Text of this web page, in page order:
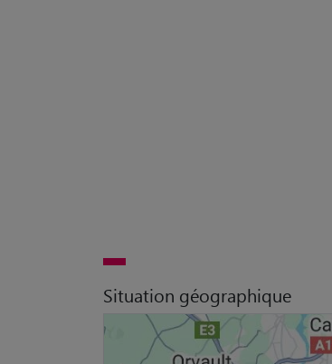
Situation géographique